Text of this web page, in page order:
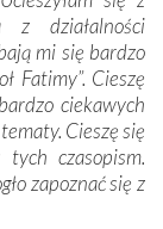
która zawierza
Bogu i
momenty w
przypominają o
duszę i o łaskę
–
owocuje
z działalności
mi się bardzo
Fatimy”. Cieszę
ciekawych
Cieszę się
czasopism.
zapoznać się z